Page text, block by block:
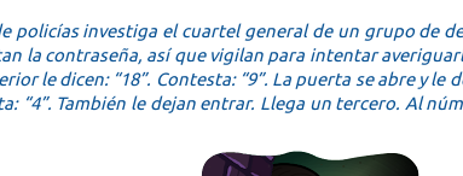
policías investiga el cuartel general de un grupo de
la contraseña, así que vigilan para intentar
le dicen: “18”. Contesta: “9”. La puerta se abre y le
“4”. También le dejan entrar. Llega un tercero. Al